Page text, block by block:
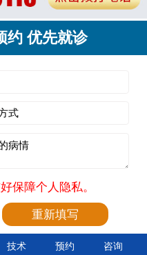
约 优先就诊
保障个人隐私。
技术 预约 咨询